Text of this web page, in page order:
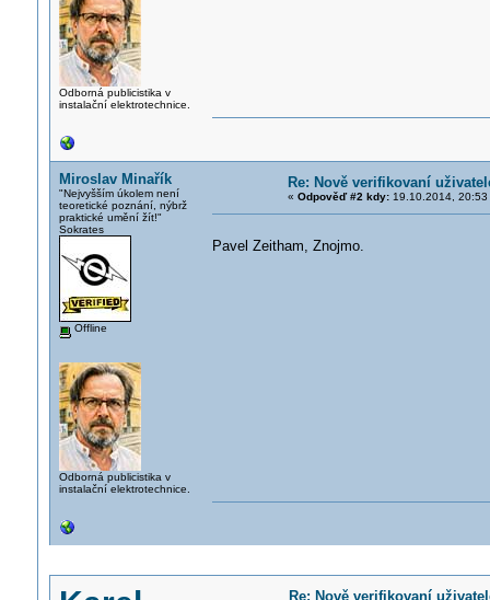
Odborná publicistika v
instalační elektrotechnice.
Miroslav Minařík
"Nejvyšším úkolem není
teoretické poznání, nýbrž
praktické umění žít!"
Sokrates
Offline
Odborná publicistika v
instalační elektrotechnice.
Re: Nově verifikovaní
« Odpověď #2 kdy:19.10.2014, 20:53
Pavel Zeitham, Znojmo.
Re: Nově verifikovaní